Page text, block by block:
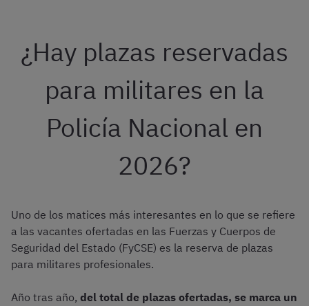
¿Hay plazas reservadas
para militares en la
Policía Nacional en
2026?
Uno de los matices más interesantes en lo que se refiere
a las vacantes ofertadas en las Fuerzas y Cuerpos de
Seguridad del Estado (FyCSE) es la reserva de plazas
para militares profesionales.
Año tras año, del total de plazas ofertadas, se marca un